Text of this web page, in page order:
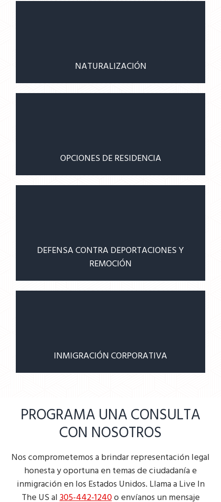
NATURALIZACIÓN
OPCIONES DE RESIDENCIA
DEFENSA CONTRA DEPORTACIONES Y
REMOCIÓN
INMIGRACIÓN CORPORATIVA
PROGRAMA UNA CONSULTA
CON NOSOTROS
Nos comprometemos a brindar representación legal
honesta y oportuna en temas de ciudadanía e
inmigración en los Estados Unidos. Llama a Live In
The US al305-442-1240o envíanos un mensaje